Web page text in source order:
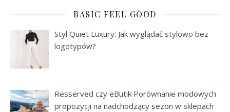
BASIC FEEL GOOD
Styl Quiet Luxury: Jak wyglądać stylowo bez
logotypów?
Resserved czy eButik Porównanie modowych
propozycji na nadchodzący sezon w sklepach